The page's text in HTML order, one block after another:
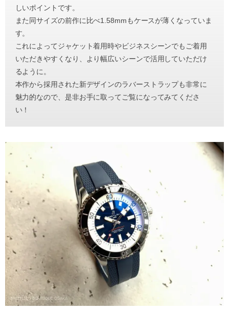
しいポイントです。
また同サイズの前作に比べ1.58mmもケースが薄くなっていま
す。
これによってジャケット着用時やビジネスシーンでもご着用
いただきやすくなり、より幅広いシーンで活用していただけ
るように。
本作から採用された新デザインのラバーストラップも非常に
魅力的なので、是非お手に取ってご覧になってみてくださ
い！